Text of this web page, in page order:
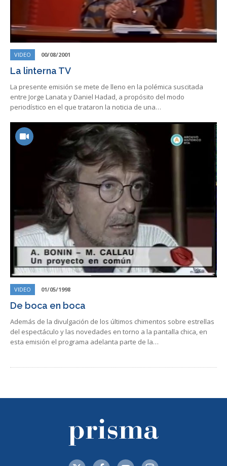
VIDEO 00/08/2001
La linterna TV
La presente emisión se mete de lleno en la polémica suscitada
entre Jorge Lanata y Daniel Hadad, a propósito del modo
periodístico en el que trataron la noticia de una…
VIDEO 01/05/1998
De boca en boca
Además de la divulgación de los últimos chimentos sobre estrellas
del espectáculo y las novedades en torno a la pantalla chica, en
esta emisión el programa adelanta parte de la…